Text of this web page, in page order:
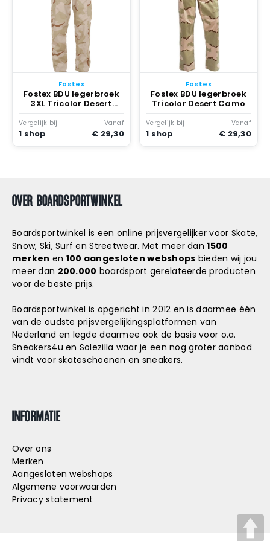
Fostex
Fostex BDU legerbroek
3XL Tricolor Desert
Camo
Vergelijk bij
1 shop
Vanaf
€ 29,30
Fostex
Fostex BDU legerbroek
Tricolor Desert Camo
Vergelijk bij
1 shop
Vanaf
€ 29,30
OVER BOARDSPORTWINKEL
Boardsportwinkel is een online prijsvergelijker voor Skate,
Snow, Ski, Surf en Streetwear. Met meer dan1500
merken en 100 aangesloten webshops bieden wij jou
meer dan 200.000 boardsport gerelateerde producten
voor de beste prijs.
Boardsportwinkel is opgericht in 2012 en is daarmee één
van de oudste prijsvergelijkingsplatformen van
Nederland en legde daarmee ook de basis voor o.a.
Sneakers4u en Solezilla waar je een nog groter aanbod
vindt voor skateschoenen en sneakers.
INFORMATIE
Over ons
Merken
Aangesloten webshops
Algemene voorwaarden
Privacy statement